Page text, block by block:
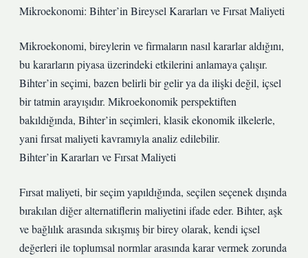
Mikroekonomi: Bihter’in Bireysel Kararları ve Fırsat Maliyeti
Mikroekonomi, bireylerin ve firmaların nasıl kararlar aldığını,
bu kararların piyasa üzerindeki etkilerini anlamaya çalışır.
Bihter’in seçimi, bazen belirli bir gelir ya da ilişki değil, içsel
bir tatmin arayışıdır. Mikroekonomik perspektiften
bakıldığında, Bihter’in seçimleri, klasik ekonomik ilkelerle,
yani fırsat maliyeti kavramıyla analiz edilebilir.
Bihter’in Kararları ve Fırsat Maliyeti
Fırsat maliyeti, bir seçim yapıldığında, seçilen seçenek dışında
bırakılan diğer alternatiflerin maliyetini ifade eder. Bihter, aşk
ve bağlılık arasında sıkışmış bir birey olarak, kendi içsel
değerleri ile toplumsal normlar arasında karar vermek zorunda